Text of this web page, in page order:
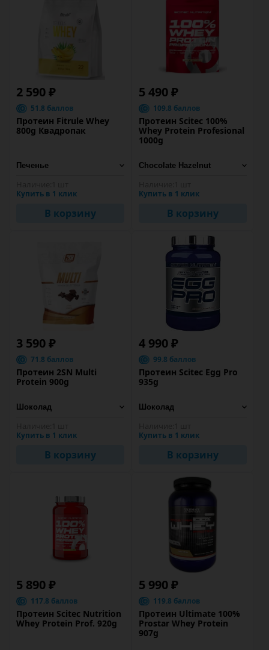
2 590 ₽
51.8 баллов
Протеин Fitrule Whey
800g Квадропак
Купить в 1 клик
В корзину
5 490 ₽
109.8 баллов
Протеин Scitec 100%
Whey Protein Profesional
1000g
Купить в 1 клик
В корзину
3 590 ₽
71.8 баллов
Протеин 2SN Multi
Protein 900g
Купить в 1 клик
В корзину
4 990 ₽
99.8 баллов
Протеин Scitec Egg Pro
935g
Купить в 1 клик
В корзину
5 890 ₽
117.8 баллов
Протеин Scitec Nutrition
Whey Protein Prof. 920g
5 990 ₽
119.8 баллов
Протеин Ultimate 100%
Prostar Whey Protein
907g